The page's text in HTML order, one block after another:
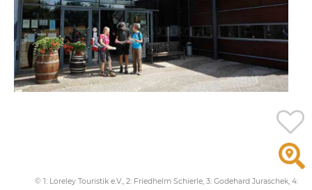
© 1: Loreley Touristik e.V., 2: Friedhelm Schierle, 3: Godehard Juraschek, 4: